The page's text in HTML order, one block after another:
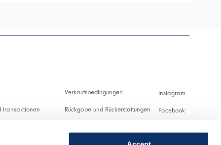
transaktionen
Verkaufsbedingungen
Rückgabe und Rückerstattungen
Instagram
Facebook